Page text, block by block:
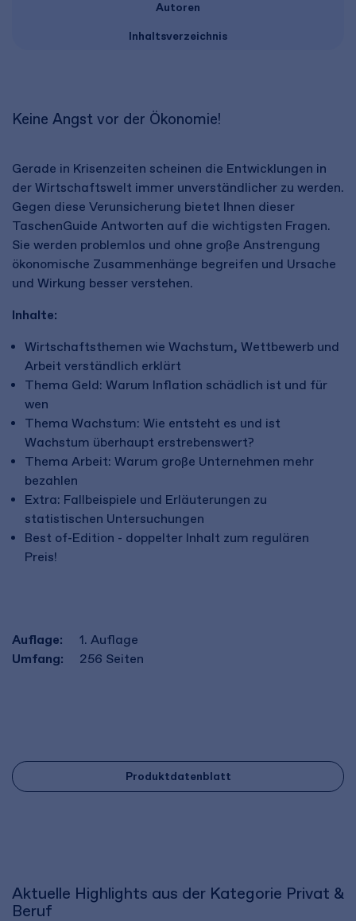
Autoren
Inhaltsverzeichnis
Keine Angst vor der Ökonomie!
Gerade in Krisenzeiten scheinen die Entwicklungen in
der Wirtschaftswelt immer unverständlicher zu werden.
Gegen diese Verunsicherung bietet Ihnen dieser
TaschenGuide Antworten auf die wichtigsten Fragen.
Sie werden problemlos und ohne große Anstrengung
ökonomische Zusammenhänge begreifen und Ursache
und Wirkung besser verstehen.
Inhalte:
Wirtschaftsthemen wie Wachstum, Wettbewerb und
Arbeit verständlich erklärt
Thema Geld: Warum Inflation schädlich ist und für
wen
Thema Wachstum: Wie entsteht es und ist
Wachstum überhaupt erstrebenswert?
Thema Arbeit: Warum große Unternehmen mehr
bezahlen
Extra: Fallbeispiele und Erläuterungen zu
statistischen Untersuchungen
Best of-Edition - doppelter Inhalt zum regulären
Preis!
Auflage:
1. Auflage
Umfang:
256 Seiten
Produktdatenblatt
Aktuelle Highlights aus der Kategorie Privat &
Beruf